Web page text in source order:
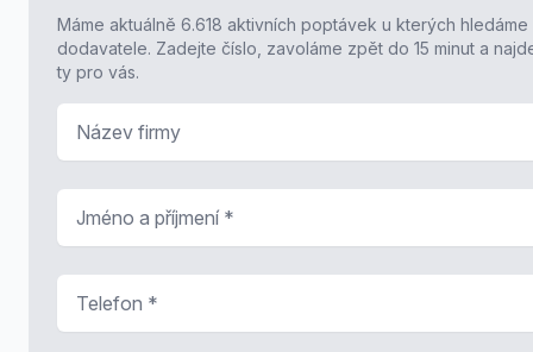
Máme aktuálně 6.618 aktivních poptávek u kterých hledáme
dodavatele. Zadejte číslo, zavoláme zpět do 15 minut a
ty pro vás.